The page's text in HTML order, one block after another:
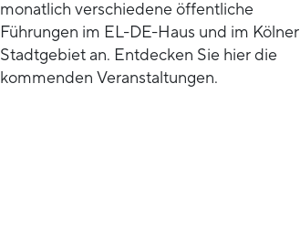
monatlich verschiedene öffentliche
Führungen im EL-DE-Haus und im Kölner
Stadtgebiet an. Entdecken Sie hier die
kommenden Veranstaltungen.